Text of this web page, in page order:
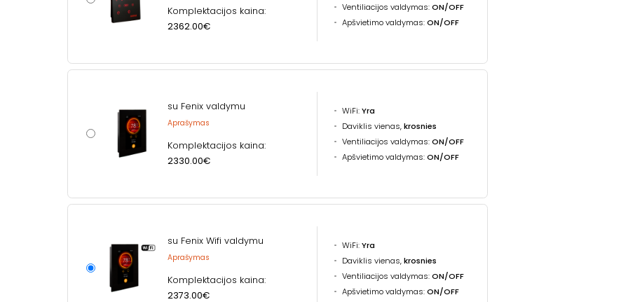
Komplektacijos kaina:
2362.00€
Ventiliacijos valdymas:ON/OFF
Apšvietimo valdymas:ON/OFF
su Fenix valdymu
Aprašymas
Komplektacijos kaina:
2330.00€
WiFi:Yra
Daviklis vienas,krosnies
Ventiliacijos valdymas:ON/OFF
Apšvietimo valdymas:ON/OFF
su Fenix Wifi valdymu
Aprašymas
Komplektacijos kaina:
2373.00€
WiFi:Yra
Daviklis vienas,krosnies
Ventiliacijos valdymas:ON/OFF
Apšvietimo valdymas:ON/OFF